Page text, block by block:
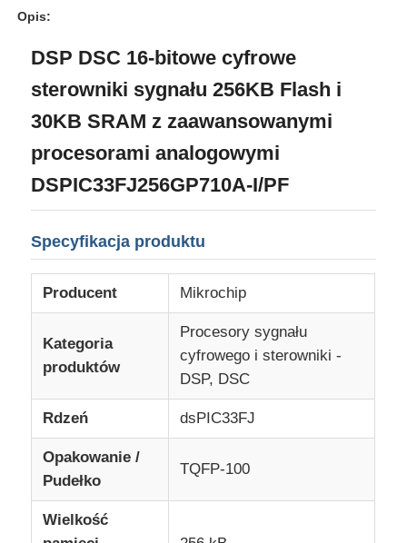
Do domu
Filmy
O nas
Wycieczka po fabryce
Kontrola jakości
Skontaktuj się z nami
Aktualności
Przypadki
FPGA Field Programmable Gate Array
Opis:
DSP DSC 16-bitowe cyfrowe
sterowniki sygnału 256KB Flash i
30KB SRAM z zaawansowanymi
procesorami analogowymi
DSPIC33FJ256GP710A-I/PF
Specyfikacja produktu
Producent Mikrochip
Kategoria
produktów
Procesory sygnału
cyfrowego i sterowniki -
DSP, DSC
Rdzeń dsPIC33FJ
Opakowanie /
Pudełko
TQFP-100
Wielkość